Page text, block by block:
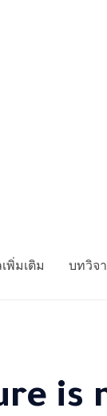
พิ่มเติม บทวิจ
is